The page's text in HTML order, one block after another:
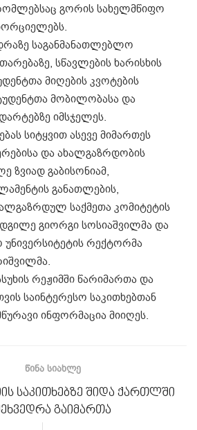
გორის სახელმწიფო
საგანმანათლებლო
სწავლების ხარისხის
მიღების კვოტების
მობილობასა და
იმსჯელეს.
სიტყვით ასევე მიმართეს
და ახალგაზრდობის
ზვიად გაბისონიამ,
განათლების,
საქმეთა კომიტეტის
გიორგი სოსიაშვილმა და
რექტორმა
რეჟიმში წარიმართა და
საინტერესო საკითხებთან
ინფორმაცია მიიღეს.
ᲬᲘᲜᲐ ᲡᲘᲐᲮᲚᲔ
საკითხებზე შიდა ქართლში
გაიმართა